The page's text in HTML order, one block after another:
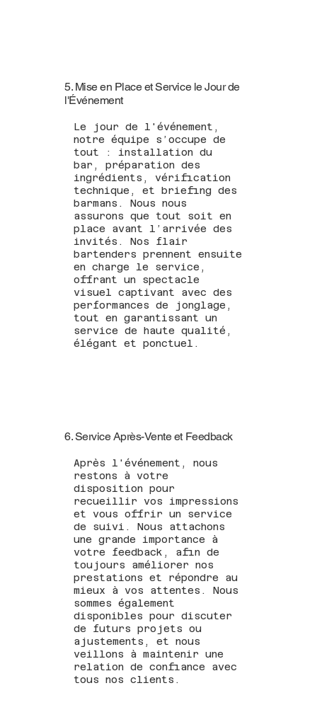
5. Mise en Place et Service le Jour de
l'Événement
Le jour de l'événement,
notre équipe s’occupe de
tout : installation du
bar, préparation des
ingrédients, vérification
technique, et briefing des
barmans. Nous nous
assurons que tout soit en
place avant l’arrivée des
invités. Nos flair
bartenders prennent ensuite
en charge le service,
offrant un spectacle
visuel captivant avec des
performances de jonglage,
tout en garantissant un
service de haute qualité,
élégant et ponctuel.
6. Service Après-Vente et Feedback
Après l'événement, nous
restons à votre
disposition pour
recueillir vos impressions
et vous offrir un service
de suivi. Nous attachons
une grande importance à
votre feedback, afin de
toujours améliorer nos
prestations et répondre au
mieux à vos attentes. Nous
sommes également
disponibles pour discuter
de futurs projets ou
ajustements, et nous
veillons à maintenir une
relation de confiance avec
tous nos clients.